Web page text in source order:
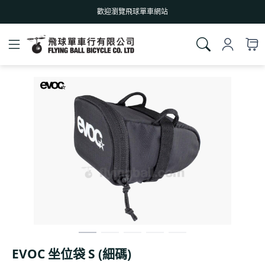
歡迎瀏覽飛球單車網站
EVOC 坐位袋 S (細碼)